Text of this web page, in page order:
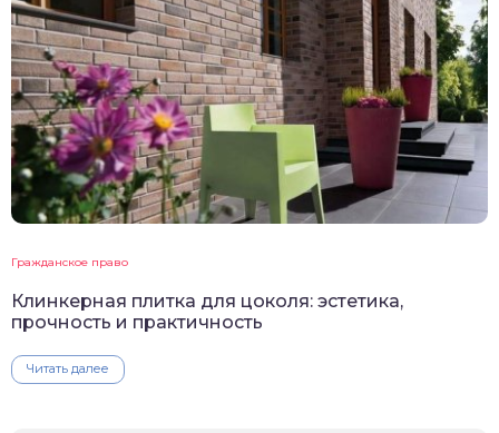
Гражданское право
Клинкерная плитка для цоколя: эстетика,
прочность и практичность
Читать далее